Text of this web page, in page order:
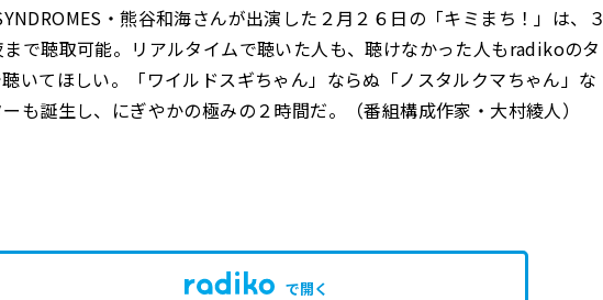
・熊谷和海さんが出演した２月２６日の「キミまち！」は、３
まで聴取可能。リアルタイムで聴いた人も、聴けなかった人もradikoのタ
いてほしい。「ワイルドスギちゃん」ならぬ「ノスタルクマちゃん」な
も誕生し、にぎやかの極みの２時間だ。（番組構成作家・大村綾人）
で開く